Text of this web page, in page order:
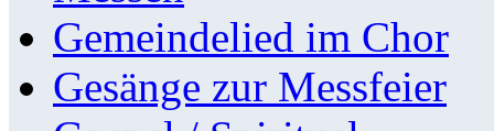
Gemeindelied im Chor
Gesänge zur Messfeier